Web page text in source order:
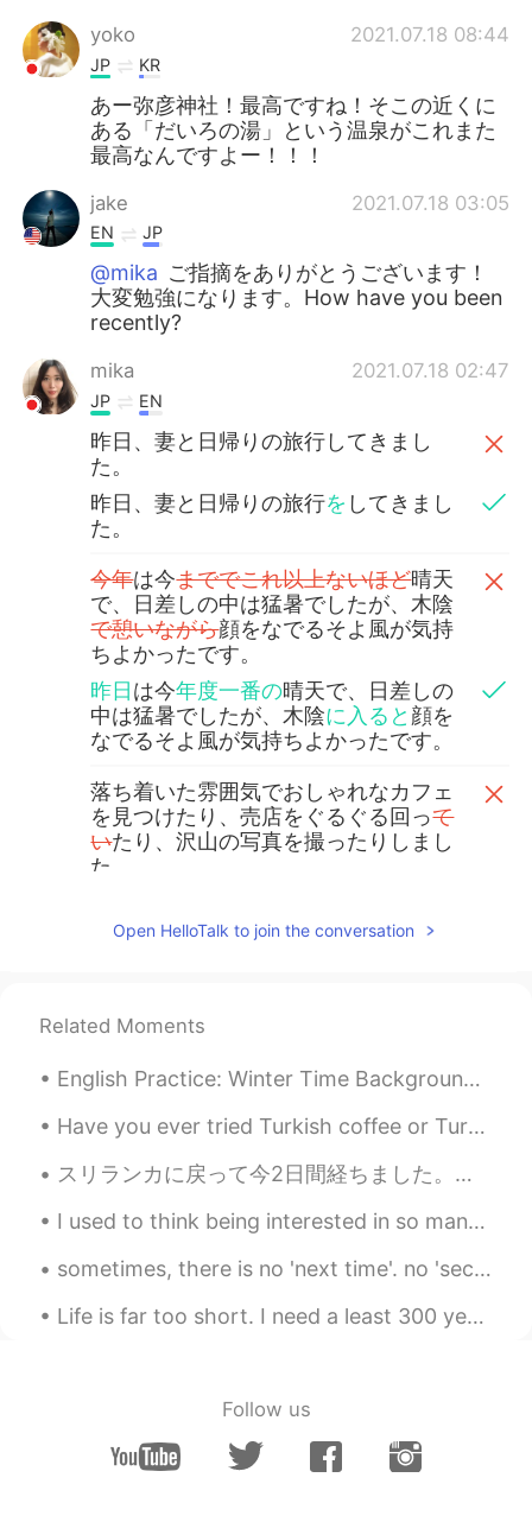
yoko 2021.07.18 08:44
JP KR
あー弥彦神社！最高ですね！そこの近くに
ある「だいろの湯」という温泉がこれまた
最高なんですよー！！！
jake 2021.07.18 03:05
EN JP
@mika ご指摘をありがとうございます！
大変勉強になります。How have you been
recently?
mika 2021.07.18 02:47
JP EN
昨日、妻と日帰りの旅行してきまし
た。
昨日、妻と日帰りの旅行を してきまし
た。
今年は今まででこれ以上ないほど晴天
で、日差しの中は猛暑でしたが、木陰
で憩いながら顔をなでるそよ風が気持
ちよかったです。
昨日は今年度一番の晴天で、日差しの
中は猛暑でしたが、木陰に入ると 顔を
なでるそよ風が気持ちよかったです。
落ち着いた雰囲気でおしゃれなカフェ
を見つけたり、売店をぐるぐる回って
いたり、沢山の写真を撮ったりしまし
た。
を見つけたり、売店をぐるぐる回った
ていたと思いますが、時々話の途中で
昨日 は 、いつもより日本語を上手く話
せていたと思いますが、時々話の途中
で言葉に躓いてしまいました。
自分の意見や話し慣れてない話題 をよ
り流暢に話せるように勉強に勤しみた
いと思っています。
自分の意見や話し慣れてない話題でも
より流暢に話せるように勉強に勤しみ
たいと思っています。
し、話せる機会を増やしていきたいで
だからこそこのアプリを利用し、話せ
Open HelloTalk to join the conversation
Related Moments
English Practice: Winter Time Background: Last week, Chicago had a lot of snow and then it g...
Have you ever tried Turkish coffee or Turkish tea ? 터키식 커피나 터키식 차를 마셔본 적이 있나요? トルココーヒーやトルコ茶を飲ん...
スリランカに戻って今2日間経ちました。相変わらず気持ちは同じ。すごく悲しい。やっぱり日本は俺の地元だ。日本から離陸するときほんとに号泣した。たった一ヶ月間やったけどめっちゃ早かったわ。日本にいき...
I used to think being interested in so many things was a good thing. Now I understand that it's a...
sometimes, there is no 'next time'. no 'second chances'. just now... or never! good night 😴
Life is far too short. I need a least 300 years to do everything! 300 bare minimum. By the time...
Follow us